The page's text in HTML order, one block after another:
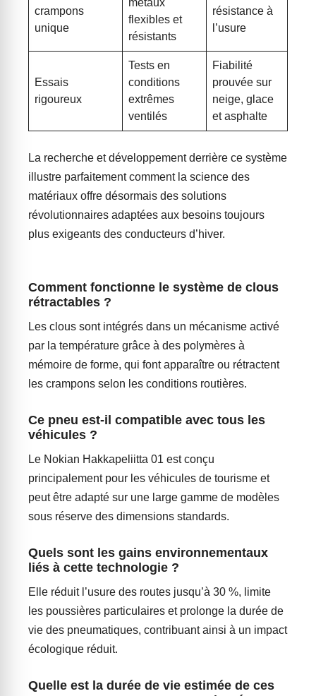
crampons
unique
flexibles et
résistants
résistance à
l’usure
Essais
rigoureux
Tests en
conditions
extrêmes
ventilés
Fiabilité
prouvée sur
neige, glace
et asphalte
La recherche et développement derrière ce système
illustre parfaitement comment la science des
matériaux offre désormais des solutions
révolutionnaires adaptées aux besoins toujours
plus exigeants des conducteurs d’hiver.
Comment fonctionne le système de clous
rétractables ?
Les clous sont intégrés dans un mécanisme activé
par la température grâce à des polymères à
mémoire de forme, qui font apparaître ou rétractent
les crampons selon les conditions routières.
Ce pneu est-il compatible avec tous les
véhicules ?
Le Nokian Hakkapeliitta 01 est conçu
principalement pour les véhicules de tourisme et
peut être adapté sur une large gamme de modèles
sous réserve des dimensions standards.
Quels sont les gains environnementaux
liés à cette technologie ?
Elle réduit l’usure des routes jusqu’à 30 %, limite
les poussières particulaires et prolonge la durée de
vie des pneumatiques, contribuant ainsi à un impact
écologique réduit.
Quelle est la durée de vie estimée de ces